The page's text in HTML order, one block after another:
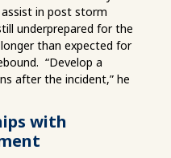
in post storm
underprepared for the
than expected for
“Develop a
after the incident,” he
with